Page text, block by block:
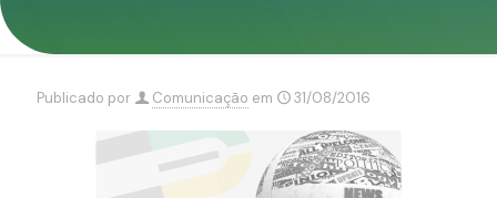
Publicado por Comunicação em 31/08/2016